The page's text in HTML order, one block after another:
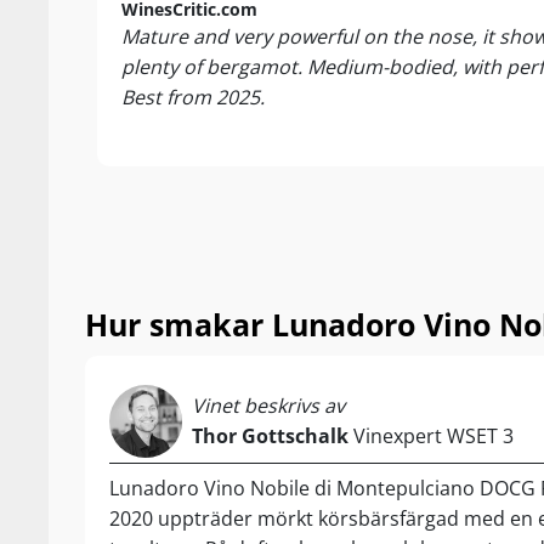
är
nobel
Njut av den
svamprisotto,
WinesCritic.com
Mature and very powerful on the nose, it
plenty of bergamot. Medium-bodied, with
Best from 2025.
Hur smakar Lunadoro Vino
Vinet beskrivs av
Thor GottschalkVinexpert WSET 3
Lunadoro Vino Nobile di Montepulciano DOCG
2020 uppträder mörkt körsbärsfärgad med en